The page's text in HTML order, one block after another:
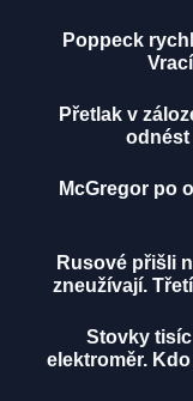
Poppeck
Přetlak v
odnést
McGregor po
Rusové přišli
zneužívají.
Stovky
elektroměr.